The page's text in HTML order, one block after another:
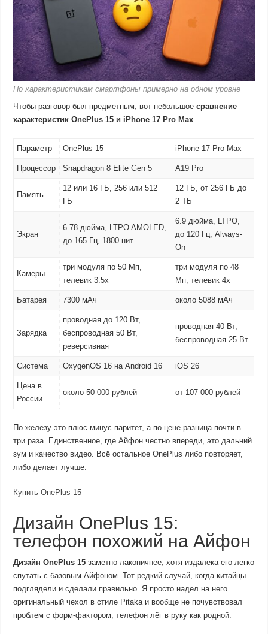
По характеристикам смартфоны примерно на одном уровне
Чтобы разговор был предметным, вот небольшоесравнение
характеристик OnePlus 15 и iPhone 17 Pro Max.
Параметр OnePlus 15 iPhone 17 Pro Max
Процессор Snapdragon 8 Elite Gen 5 A19 Pro
Память
12 или 16 ГБ, 256 или 512
ГБ
12 ГБ, от 256 ГБ до
2 ТБ
Экран
6.78 дюйма, LTPO AMOLED,
до 165 Гц, 1800 нит
6.9 дюйма, LTPO,
до 120 Гц, Always-
On
Камеры
три модуля по 50 Мп,
телевик 3.5x
три модуля по 48
Мп, телевик 4x
Батарея 7300 мАч около 5088 мАч
Зарядка
проводная до 120 Вт,
беспроводная 50 Вт,
реверсивная
проводная 40 Вт,
беспроводная 25 Вт
Система OxygenOS 16 на Android 16 iOS 26
Цена в
России
около 50 000 рублей от 107 000 рублей
По железу это плюс-минус паритет, а по цене разница почти в
три раза. Единственное, где Айфон честно впереди, это дальний
зум и качество видео. Всё остальное OnePlus либо повторяет,
либо делает лучше.
Купить OnePlus 15
Дизайн OnePlus 15:
телефон похожий на Айфон
Дизайн OnePlus 15 заметно лаконичнее, хотя издалека его легко
спутать с базовым Айфоном. Тот редкий случай, когда китайцы
подглядели и сделали правильно. Я просто надел на него
оригинальный чехол в стиле Pitaka и вообще не почувствовал
проблем с форм-фактором, телефон лёг в руку как родной.